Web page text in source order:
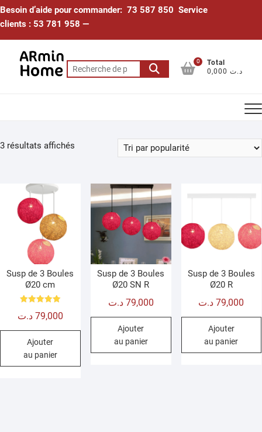
Skip
to
Besoin d’aide pour commander: 73 587 850 Service
clients : 53 781 958 —
Recherche
pour :
0
Total
0,000 د.ت
3 résultats affichés
Susp de 3 Boules
Ø20 cm
5.00
79,000 د.ت
Ajouter
au panier
Susp de 3 Boules
Ø20 SN R
79,000 د.ت
Ajouter
au panier
Susp de 3 Boules
Ø20 R
79,000 د.ت
Ajouter
au panier